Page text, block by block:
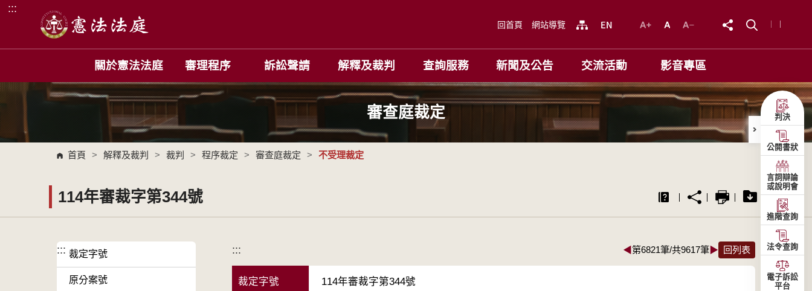
跳到主要內容區塊
:::
回首頁 網站導覽
關於憲法法庭 審理程序 訴訟聲請 解釋及裁判 查詢服務 新聞及公告 交流活動 影音專區
審查庭裁定
首頁 > 解釋及裁判 > 裁判 > 程序裁定 > 審查庭裁定 > 不受理裁定
114年審裁字第344號
::: 裁定字號
原分案號
::: ◀第6821筆/共9617筆▶ 回列表
裁定字號 114年審裁字第344號
判決
公開書狀
言詞辯論
或說明會
進階查詢
法令查詢
電子訴訟
平台